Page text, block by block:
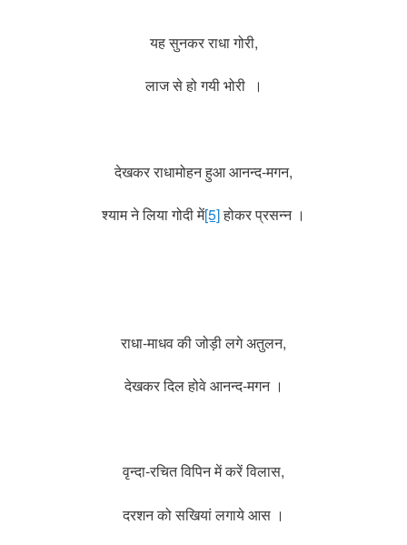
यह सुनकर राधा गोरी,
लाज से हो गयी भोरी ।
देखकर राधामोहन हुआ आनन्द-मगन,
श्याम ने लिया गोदी में[5]होकर प्रसन्न ।
राधा-माधव की जोड़ी लगे अतुलन,
देखकर दिल होवे आनन्द-मगन ।
वृन्दा-रचित विपिन में करें विलास,
दरशन को सखियां लगाये आस ।